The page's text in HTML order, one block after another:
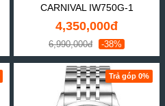
CARNIVAL IW750G-1
4,350,000đ
6,990,000đ -38%
Trả góp 0%